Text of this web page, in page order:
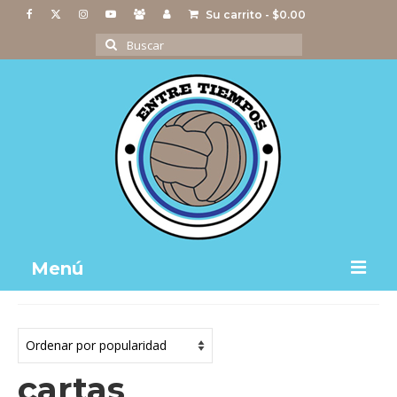
Su carrito - $0.00
Buscar
por:
Menú
Actividades
Imágenes